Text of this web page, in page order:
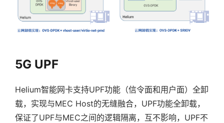
5G UPF
Helium智能网卡支持UPF功能（信令面和用户面）全卸
载，实现与MEC Host的无缝融合，UPF功能全卸载，
保证了UPF与MEC之间的逻辑隔离，互不影响，UPF不